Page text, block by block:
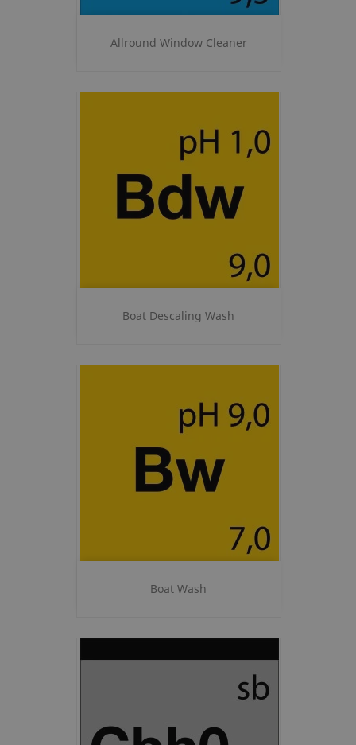
Allround Window Cleaner
Boat Descaling Wash
Boat Wash